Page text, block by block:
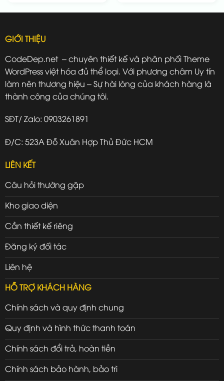
GIỚI THIỆU
CodeDep.net – chuyên thiết kế và phân phối Theme
WordPress việt hóa đủ thể loại. Với phương châm Uy tín
làm nên thương hiệu – Sự hài lòng của khách hàng là
thành công của chúng tôi.
SĐT/ Zalo: 0903261891
Đ/C: 523A Đỗ Xuân Hợp Thủ Đức HCM
LIÊN KẾT
Câu hỏi thường gặp
Kho giao diện
Cần thiết kế riêng
Đăng ký đối tác
Liên hệ
HỖ TRỢ KHÁCH HÀNG
Chính sách và quy định chung
Quy định và hình thức thanh toán
Chính sách đổi trả, hoàn tiền
Chính sách bảo hành, bảo trì